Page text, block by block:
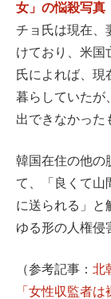
女」の悩殺写真
チョ氏は現在、
けており、米国
氏によれば、現
暮らしていたが
出できなかった
韓国在住の他の
て、「良くて山
に送られる」と
ゆる形の人権侵
（参考記事： 北
「女性収監者